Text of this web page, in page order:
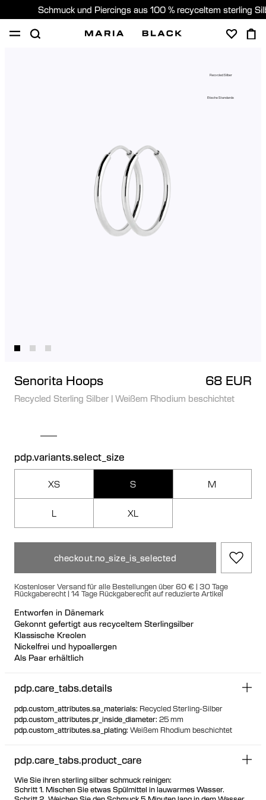
Schmuck und Piercings aus 100 % recyceltem sterling
Recycled Silber
Etische Standards
Senorita Hoops 68 EUR
Recycled Sterling Silber | Weißem Rhodium beschichtet
pdp.variants.select_size
XS S M
L XL
checkout.no_size_is_selected
Kostenloser Versand für alle Bestellungen über 60 € | 30 Tage
Rückgaberecht | 14 Tage Rückgaberecht auf reduzierte Artikel
Entworfen in Dänemark
Gekonnt gefertigt aus recyceltem Sterlingsilber
Klassische Kreolen
Nickelfrei und hypoallergen
Als Paar erhältlich
pdp.care_tabs.details
pdp.custom_attributes.sa_materials: Recycled Sterling-Silber
pdp.custom_attributes.pr_inside_diameter: 25 mm
pdp.custom_attributes.sa_plating: Weißem Rhodium beschichtet
pdp.care_tabs.product_care
Wie Sie ihren sterling silber schmuck reinigen:
Schritt 1. Mischen Sie etwas Spülmittel in lauwarmes Wasser.